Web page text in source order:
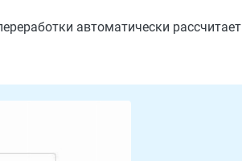
автоматически рассчитает